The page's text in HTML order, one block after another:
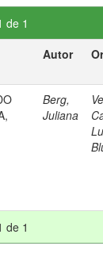
de 1
Autor
Berg,
Juliana
de 1